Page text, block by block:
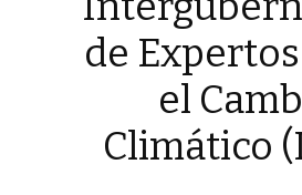
de
el
Climático